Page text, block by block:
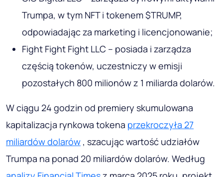
Trumpa, w tym NFT i tokenem $TRUMP,
odpowiadając za marketing i licencjonowanie;
Fight Fight Fight LLC – posiada i zarządza
częścią tokenów, uczestniczy w emisji
pozostałych 800 milionów z 1 miliarda dolarów.
W ciągu 24 godzin od premiery skumulowana
kapitalizacja rynkowa tokena przekroczyła 27
miliardów dolarów , szacując wartość udziałów
Trumpa na ponad 20 miliardów dolarów. Według